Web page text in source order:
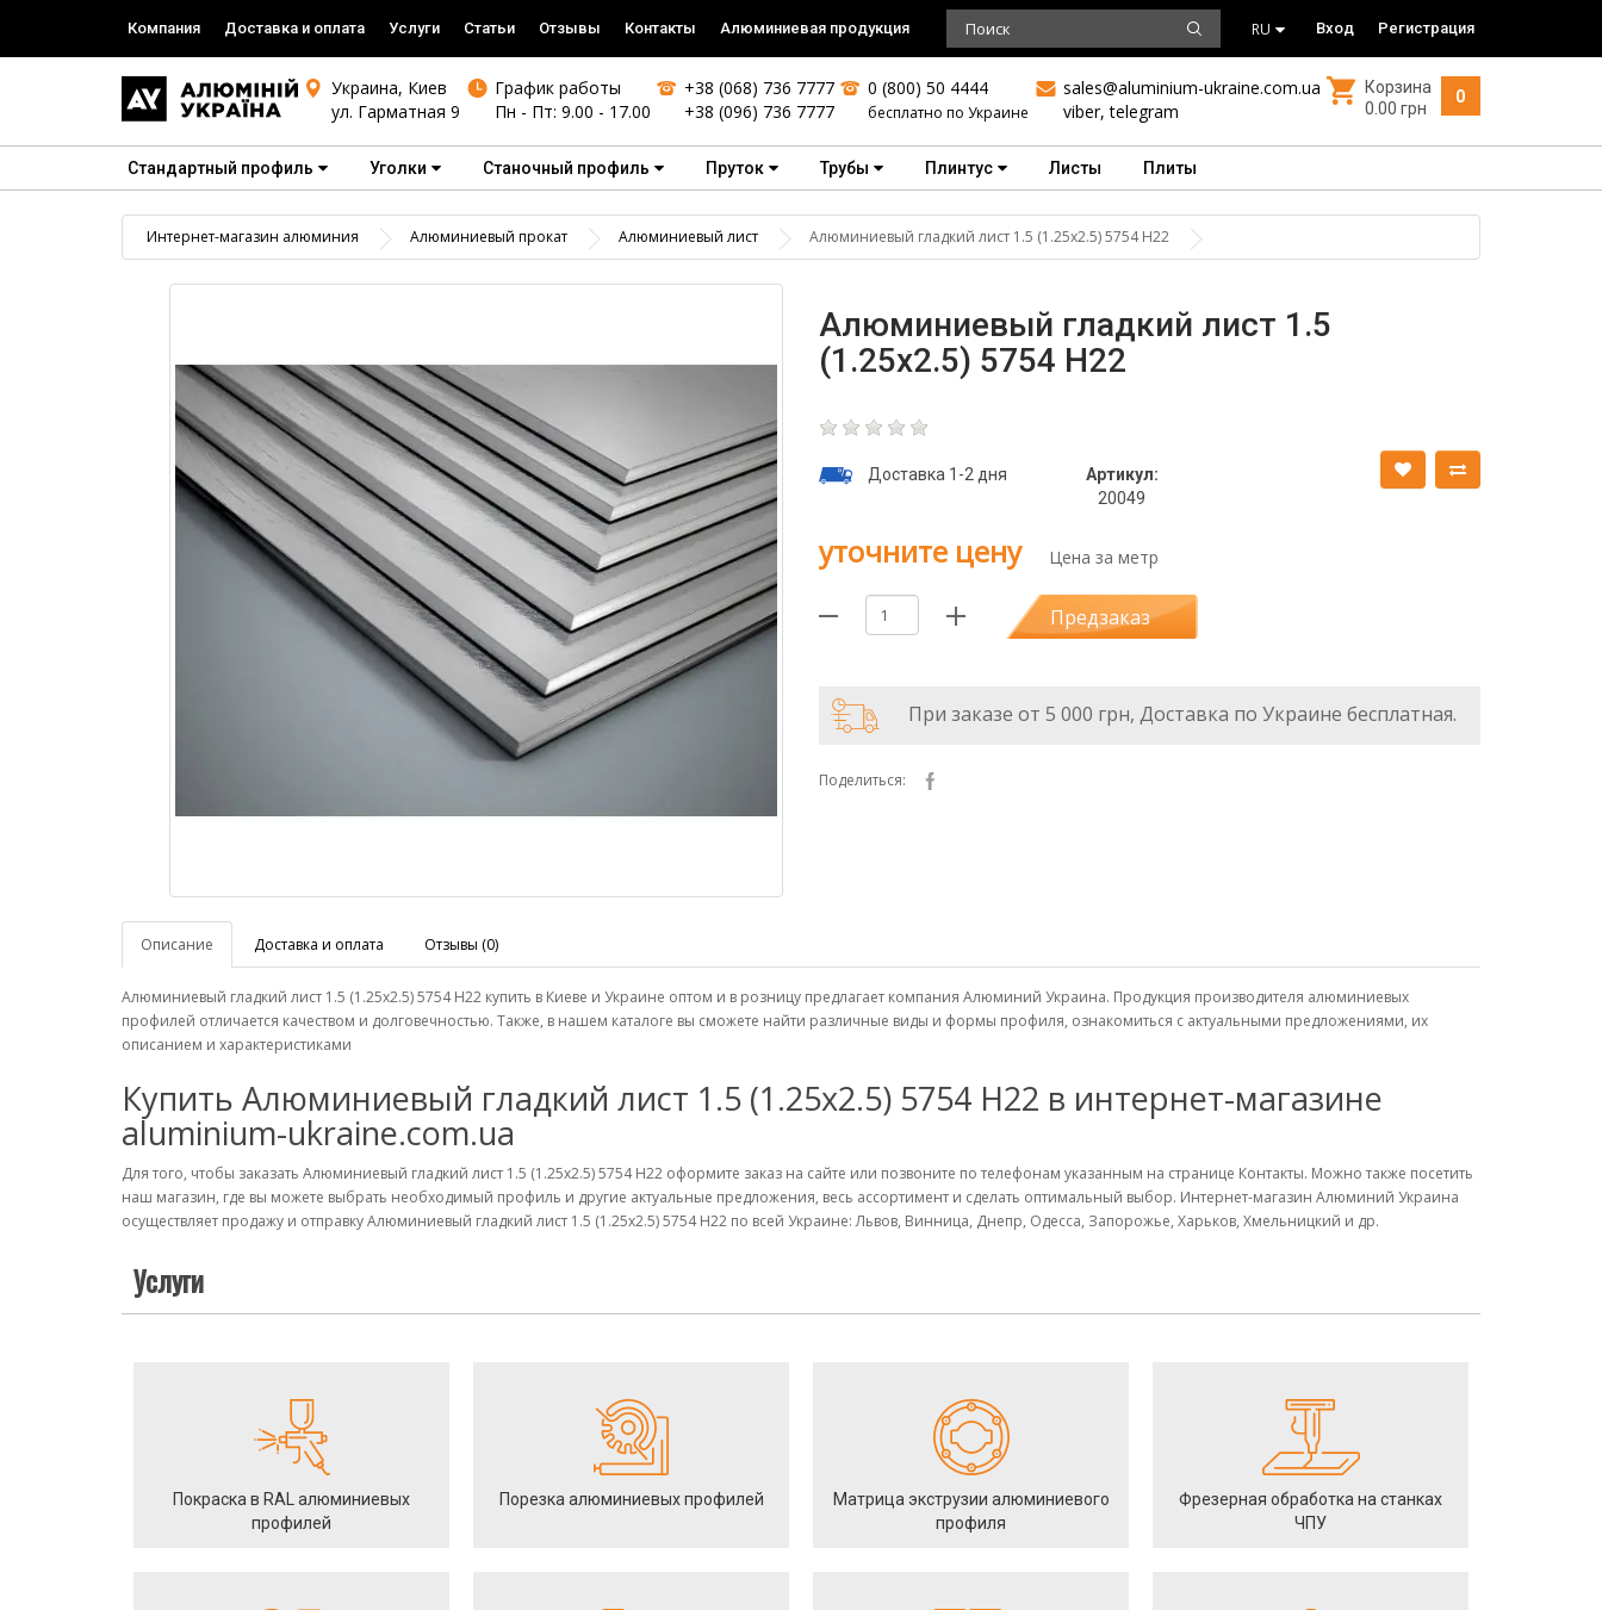
Компания Доставка и оплата Услуги Статьи Отзывы Контакты Алюминиевая продукция RU Вход Регистрация
Украина, Киев
ул. Гарматная 9
График работы
Пн - Пт: 9.00 - 17.00
+38 (068) 736 7777
+38 (096) 736 7777
0 (800) 50 4444
бесплатно по Украине
sales@aluminium-ukraine.com.ua
viber,telegram
0
Корзина
0.00 грн
Стандартный профиль Уголки Станочный профиль Пруток Трубы Плинтус Листы Плиты
Интернет-магазин алюминия Алюминиевый прокат Алюминиевый лист Алюминиевый гладкий лист 1.5 (1.25х2.5) 5754 Н22
Алюминиевый гладкий лист 1.5
(1.25х2.5) 5754 Н22
Доставка 1-2 дня
Артикул:
20049
уточните цену Цена за метр
Предзаказ
При заказе от 5 000 грн, Доставка по Украине бесплатная.
Поделиться:
Описание Доставка и оплата Отзывы (0)
Алюминиевый гладкий лист 1.5 (1.25х2.5) 5754 Н22 купить в Киеве и Украине оптом и в розницу предлагает компания Алюминий Украина. Продукция производителя алюминиевых
профилей отличается качеством и долговечностью. Также, в нашем каталоге вы сможете найти различные виды и формы профиля, ознакомиться с актуальными предложениями, их
описанием и характеристиками
Купить Алюминиевый гладкий лист 1.5 (1.25х2.5) 5754 Н22 в интернет-магазине
aluminium-ukraine.com.ua
Для того, чтобы заказать Алюминиевый гладкий лист 1.5 (1.25х2.5) 5754 Н22 оформите заказ на сайте или позвоните по телефонам указанным на странице Контакты. Можно также посетить
наш магазин, где вы можете выбрать необходимый профиль и другие актуальные предложения, весь ассортимент и сделать оптимальный выбор. Интернет-магазин Алюминий Украина
осуществляет продажу и отправку Алюминиевый гладкий лист 1.5 (1.25х2.5) 5754 Н22 по всей Украине: Львов, Винница, Днепр, Одесса, Запорожье, Харьков, Хмельницкий и др.
Услуги
Покраска в RAL алюминиевых
профилей
Порезка алюминиевых профилей
Матрица экструзии алюминиевого
профиля
Фрезерная обработка на станках
ЧПУ